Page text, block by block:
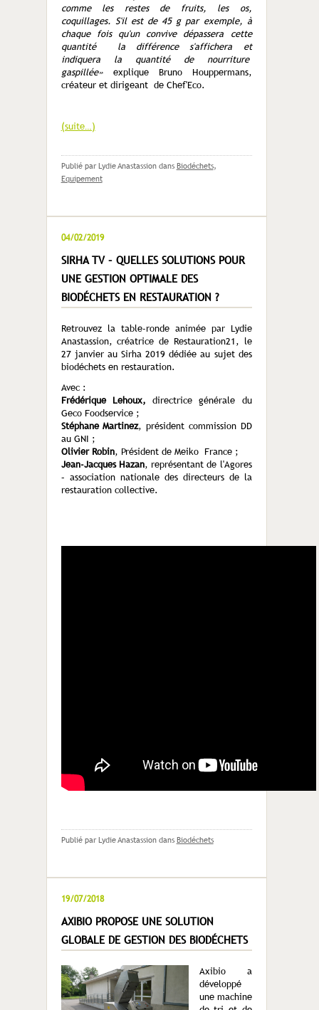
comme les restes de fruits, les os,
coquillages. S'il est de 45 g par exemple, à
chaque fois qu'un convive dépassera cette
quantité la différence s'affichera et
indiquera la quantité de nourriture
gaspillée»explique Bruno Houppermans,
créateur et dirigeant de Chef'Eco.
(suite…)
Publié par Lydie Anastassion dans Biodéchets,
Equipement
04/02/2019
SIRHA TV – QUELLES SOLUTIONS POUR
UNE GESTION OPTIMALE DES
BIODÉCHETS EN RESTAURATION ?
Retrouvez la table-ronde animée par Lydie
Anastassion, créatrice de Restauration21, le
27 janvier au Sirha 2019 dédiée au sujet des
biodéchets en restauration.
Avec :
Frédérique Lehoux, directrice générale du
Geco Foodservice ;
Stéphane Martinez, président commission DD
au GNI ;
Olivier Robin, Président de Meiko France ;
Jean-Jacques Hazan, représentant de l'Agores
– association nationale des directeurs de la
restauration collective.
Publié par Lydie Anastassion dans Biodéchets
19/07/2018
AXIBIO PROPOSE UNE SOLUTION
GLOBALE DE GESTION DES BIODÉCHETS
Axibio a
développé
une machine